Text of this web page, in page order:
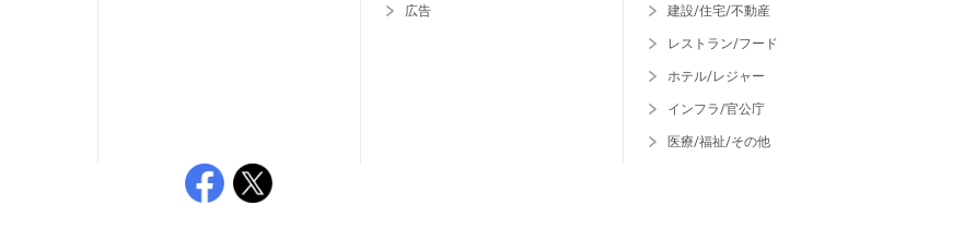
広告 建設/住宅/不動産
レストラン/フード
ホテル/レジャー
インフラ/官公庁
医療/福祉/その他